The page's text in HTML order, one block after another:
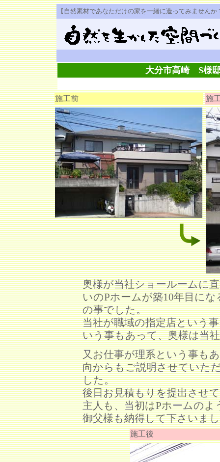
【自然素材であなただけの家を一緒に造ってみませんか
大分市高崎 S様
施工前 施
奥様が当社ショールームに
いのPホームが築10年目に
の事でした。
当社が職域の指定店という
いう事もあって、奥様は当
又お仕事が理系という事も
向からもご説明させていた
した。
後日お見積もりを提出させ
主人も、当初はPホームの
御父様も納得して下さいま
施工後